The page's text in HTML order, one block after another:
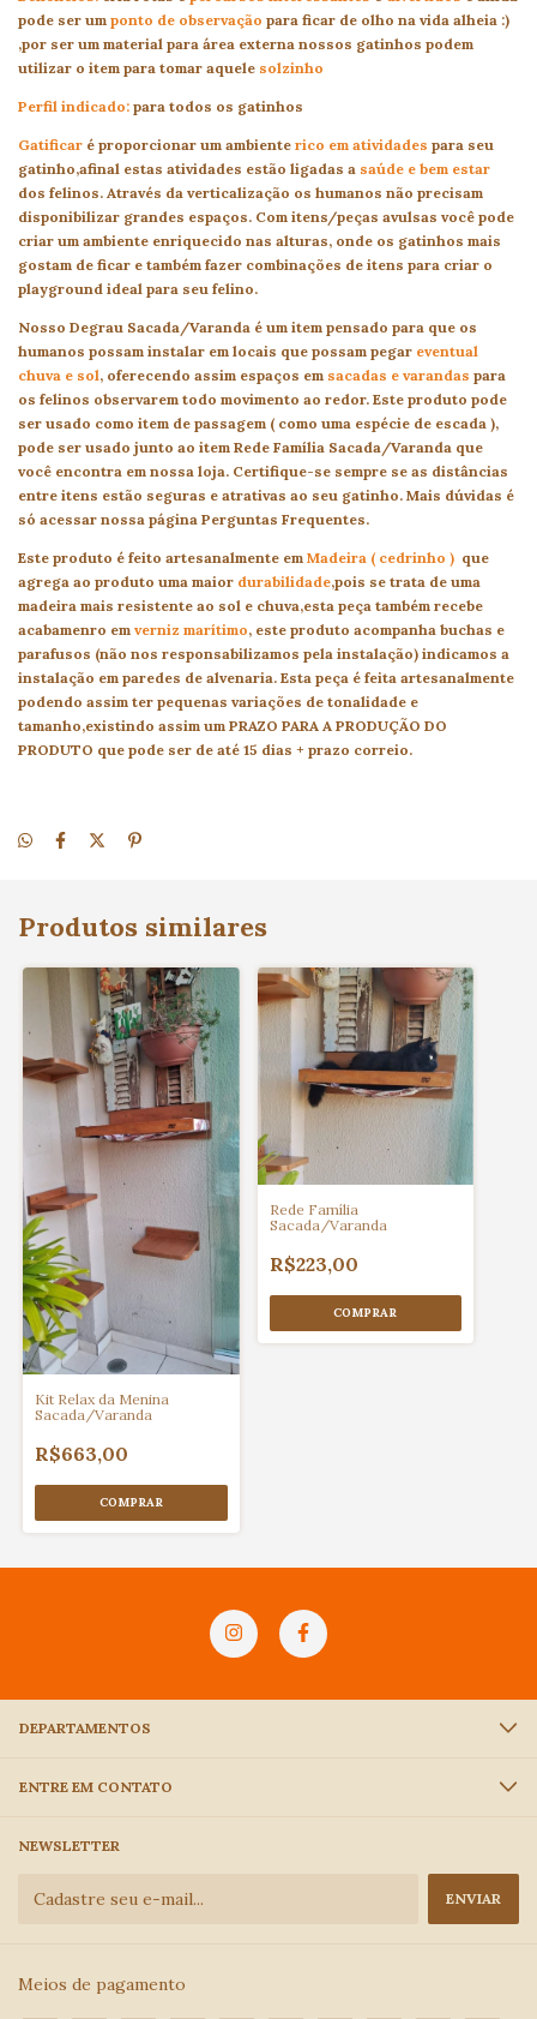
pode ser um ponto de observação para ficar de olho na vida alheia :)
,por ser um material para área externa nossos gatinhos podem
utilizar o item para tomar aquele solzinho
Perfil indicado: para todos os gatinhos
Gatificar é proporcionar um ambiente rico em atividades para seu
gatinho,afinal estas atividades estão ligadas a saúde e bem estar
dos felinos. Através da verticalização os humanos não precisam
disponibilizar grandes espaços. Com itens/peças avulsas você pode
criar um ambiente enriquecido nas alturas, onde os gatinhos mais
gostam de ficar e também fazer combinações de itens para criar o
playground ideal para seu felino.
Nosso Degrau Sacada/Varanda é um item pensado para que os
humanos possam instalar em locais que possam pegar eventual
chuva e sol, oferecendo assim espaços em sacadas e varandas para
os felinos observarem todo movimento ao redor. Este produto pode
ser usado como item de passagem ( como uma espécie de escada ),
pode ser usado junto ao item Rede Família Sacada/Varanda que
você encontra em nossa loja. Certifique-se sempre se as distâncias
entre itens estão seguras e atrativas ao seu gatinho. Mais dúvidas é
só acessar nossa página Perguntas Frequentes.
Este produto é feito artesanalmente em Madeira ( cedrinho ) que
agrega ao produto uma maior durabilidade,pois se trata de uma
madeira mais resistente ao sol e chuva,esta peça também recebe
acabamenro em verniz marítimo, este produto acompanha buchas e
parafusos (não nos responsabilizamos pela instalação) indicamos a
instalação em paredes de alvenaria. Esta peça é feita artesanalmente
podendo assim ter pequenas variações de tonalidade e
tamanho,existindo assim um PRAZO PARA A PRODUÇÃO DO
PRODUTO que pode ser de até 15 dias + prazo correio.
Produtos similares
Kit Relax da Menina
Sacada/Varanda
R$663,00
Rede Família
Sacada/Varanda
R$223,00
DEPARTAMENTOS
ENTRE EM CONTATO
NEWSLETTER
Meios de pagamento